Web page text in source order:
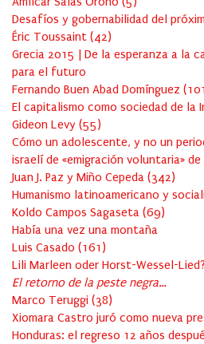
Desafíos y gobernabilidad del
Éric Toussaint (42)
Grecia 2015 | De la esperanza a la
para el futuro
Fernando Buen Abad Domínguez (101
El capitalismo como sociedad de la
Gideon Levy (55)
Cómo un adolescente, y no un
israelí de «emigración voluntaria» de
Juan J. Paz y Miño Cepeda (342)
Humanismo latinoamericano y
Koldo Campos Sagaseta (69)
Había una vez una montaña
Luis Casado (161 )
Lili Marleen oder Horst-Wessel-Lied?
El retorno de la peste negra…
Marco Teruggi (38)
Xiomara Castro juró como nueva
Honduras: el regreso 12 años